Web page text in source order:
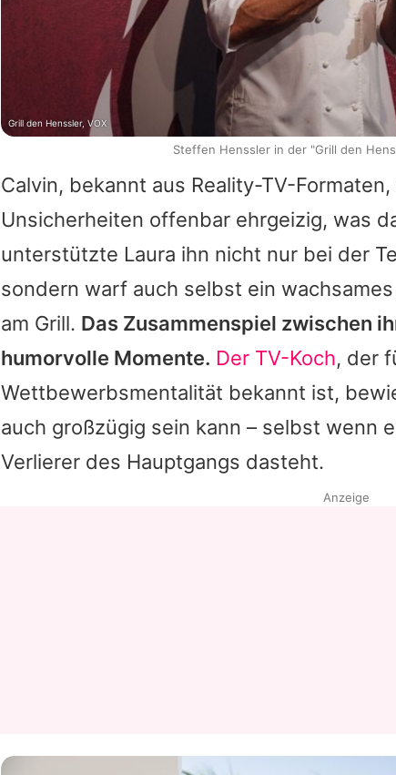
Calvin, bekannt aus Reality-TV-
Unsicherheiten offenbar ehrgeizig, was
unterstützte Laura ihn nicht nur bei der
sondern warf auch selbst ein
am Grill. Das Zusammenspiel zwischen
humorvolle Momente. Der TV-Koch, der
Wettbewerbsmentalität bekannt ist,
auch großzügig sein kann – selbst wenn
Verlierer des Hauptgangs dasteht.
Grill den Henssler, VOX
Steffen Henssler in der "Grill den
Anzeige